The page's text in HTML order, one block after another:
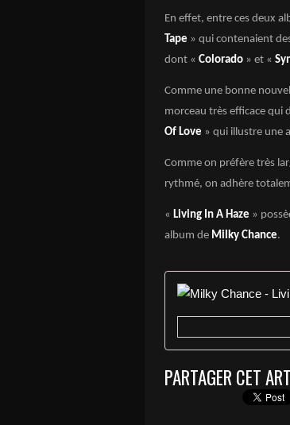
En effet, entre ces deux
Tape » qui contenaient
dont « Colorado » et «
Comme une bonne
morceau très efficace qui
Of Love » qui illustre une
Comme on préfère très
rythmé, on adhère
« Living In A Haze »
album de Milky Chance.
PARTAGER CET